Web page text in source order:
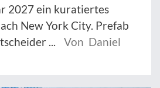
2027 ein kuratiertes
New York City. Prefab
...
Von Daniel